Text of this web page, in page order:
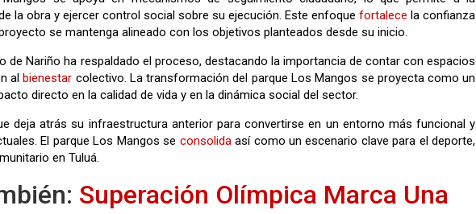
la obra y ejercer control social sobre su ejecución. Este enfoquefortalece la confianza
se mantenga alineado con los objetivos planteados desde su inicio.
de Nariño ha respaldado el proceso, destacando la importancia de contar con espacios
albienestar colectivo. La transformación del parque Los Mangos se proyecta como un
directo en la calidad de vida y en la dinámica social del sector.
deja atrás su infraestructura anterior para convertirse en un entorno más funcional y
El parque Los Mangos se consolidaasí como un escenario clave para el deporte,
en Tuluá.
Superación Olímpica Marca Una